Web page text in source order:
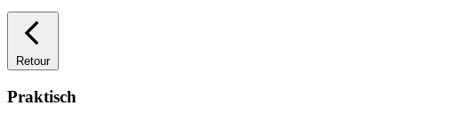
Retour
Praktisch